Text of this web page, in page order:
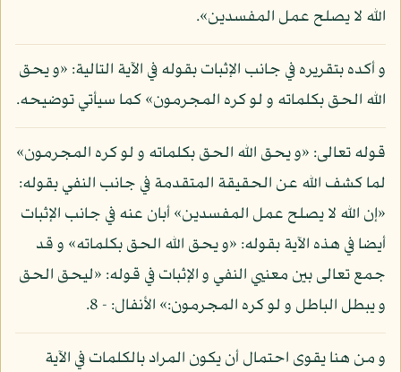
الله لا يصلح عمل المفسدين».
و أكده بتقريره في جانب الإثبات بقوله في الآية التالية: «و يحق
الله الحق بكلماته و لو كره المجرمون» كما سيأتي توضيحه.
قوله تعالى: «و يحق الله الحق بكلماته و لو كره المجرمون»
لما كشف الله عن الحقيقة المتقدمة في جانب النفي بقوله:
«إن الله لا يصلح عمل المفسدين» أبان عنه في جانب الإثبات
أيضا في هذه الآية بقوله: «و يحق الله الحق بكلماته» و قد
جمع تعالى بين معنيي النفي و الإثبات في قوله: «ليحق الحق
و يبطل الباطل و لو كره المجرمون:» الأنفال: - 8.
و من هنا يقوى احتمال أن يكون المراد بالكلمات في الآية